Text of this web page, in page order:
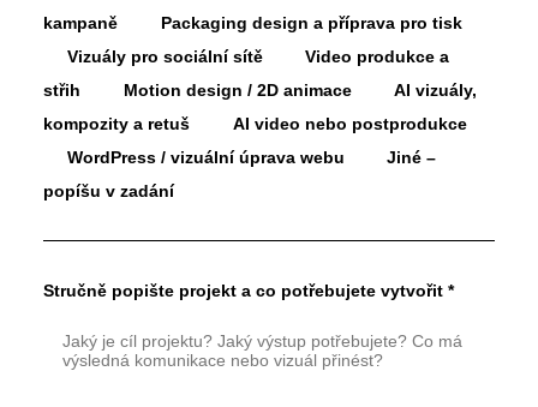
kampaně
Packaging design a příprava pro tisk
Vizuály pro sociální sítě
Video produkce a
střih
Motion design / 2D animace
AI vizuály,
kompozity a retuš
AI video nebo postprodukce
WordPress / vizuální úprava webu
Jiné –
popíšu v zadání
Stručně popište projekt a co potřebujete vytvořit *